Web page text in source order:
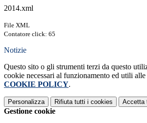
2014.xml
File XML
Contatore click: 65
Notizie
Questo sito o gli strumenti terzi da questo
cookie necessari al funzionamento ed utili
COOKIE POLICY.
Personalizza Rifiuta tutti i cookies Accetta
Gestione cookie